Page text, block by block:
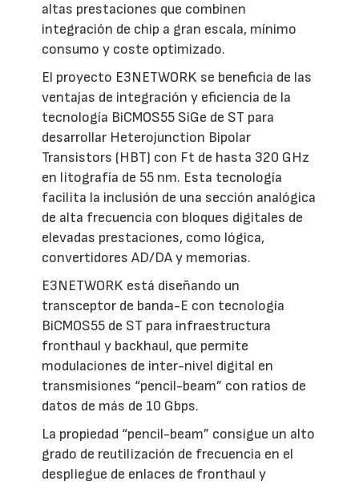
altas prestaciones que combinen
integración de chip a gran escala, mínimo
consumo y coste optimizado.
El proyecto E3NETWORK se beneficia de las
ventajas de integración y eficiencia de la
tecnología BiCMOS55 SiGe de ST para
desarrollar Heterojunction Bipolar
Transistors (HBT) con Ft de hasta 320 GHz
en litografía de 55 nm. Esta tecnología
facilita la inclusión de una sección analógica
de alta frecuencia con bloques digitales de
elevadas prestaciones, como lógica,
convertidores AD/DA y memorias.
E3NETWORK está diseñando un
transceptor de banda-E con tecnología
BiCMOS55 de ST para infraestructura
fronthaul y backhaul, que permite
modulaciones de inter-nivel digital en
transmisiones “pencil-beam” con ratios de
datos de más de 10 Gbps.
La propiedad “pencil-beam” consigue un alto
grado de reutilización de frecuencia en el
despliegue de enlaces de fronthaul y